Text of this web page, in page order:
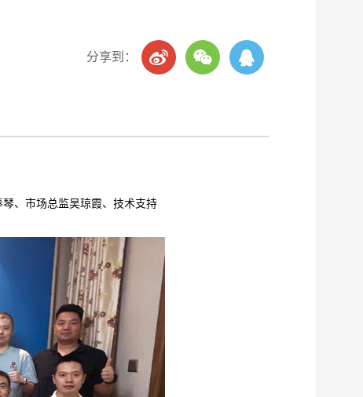
分享到：
、市场总监吴琼霞、技术支持